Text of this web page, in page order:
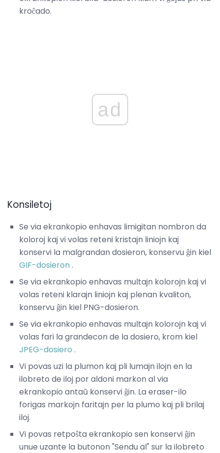
kroĉado.
ad
Konsiletoj
Se via ekrankopio enhavas limigitan nombron da
koloroj kaj vi volas reteni kristajn liniojn kaj
konservi la malgrandan dosieron, konservu ĝin kiel
GIF-dosieron.
Se via ekrankopio enhavas multajn kolorojn kaj vi
volas reteni klarajn liniojn kaj plenan kvaliton,
konservu ĝin kiel PNG-dosieron.
Se via ekrankopio enhavas multajn kolorojn kaj vi
volas fari la grandecon de la dosiero, krom kiel
JPEG-dosiero .
Vi povas uzi la plumon kaj pli lumajn ilojn en la
ilobreto de iloj por aldoni markon al via
ekrankopio antaŭ konservi ĝin. La eraser-ilo
forigas markojn faritajn per la plumo kaj pli brilaj
iloj.
Vi povas retpoŝta ekrankopio sen konservi ĝin
unue uzante la butonon "Sendu al" sur la ilobreto